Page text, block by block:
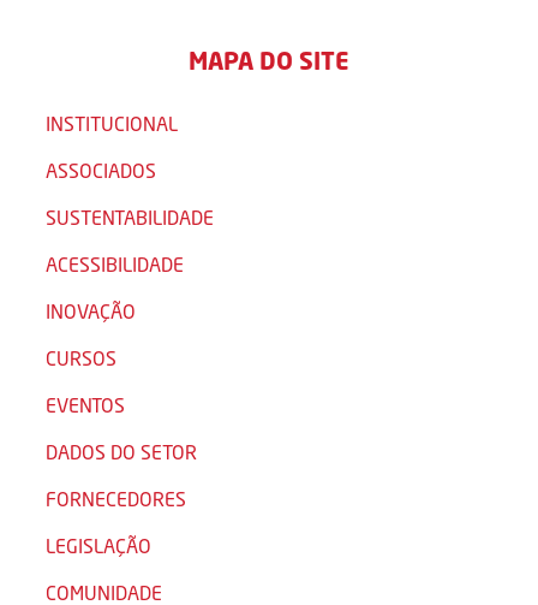
MAPA DO SITE
INSTITUCIONAL
ASSOCIADOS
SUSTENTABILIDADE
ACESSIBILIDADE
INOVAÇÃO
CURSOS
EVENTOS
DADOS DO SETOR
FORNECEDORES
LEGISLAÇÃO
COMUNIDADE